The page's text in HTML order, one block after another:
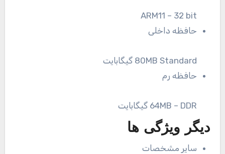
ARM11 – 32 bit
حافظه داخلی
80MB Standard گیگابایت
حافظه رم
64MB – DDR گیگابایت
دیگر ویژگی ها
سایر مشخصات